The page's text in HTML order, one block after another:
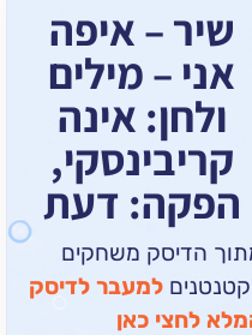
– איפה
– מילים
אינה
דעת
משחקים
למעבר לדיסק
כאן